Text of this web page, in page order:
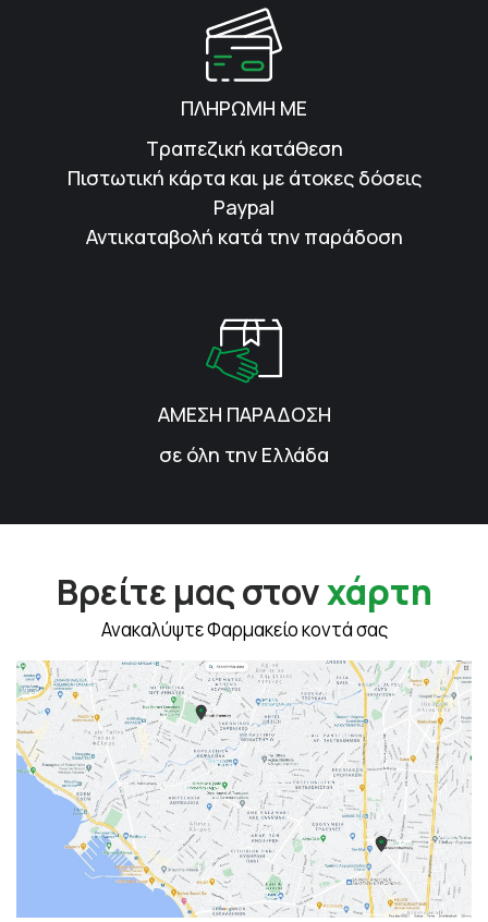
ΠΛΗΡΩΜΗ ΜΕ
Τραπεζική κατάθεση
Πιστωτική κάρτα και με άτοκες δόσεις
Paypal
Αντικαταβολή κατά την παράδοση
ΑΜΕΣΗ ΠΑΡΑΔΟΣΗ
σε όλη την Ελλάδα
Βρείτε μας στονχάρτη
Ανακαλύψτε Φαρμακείο κοντά σας